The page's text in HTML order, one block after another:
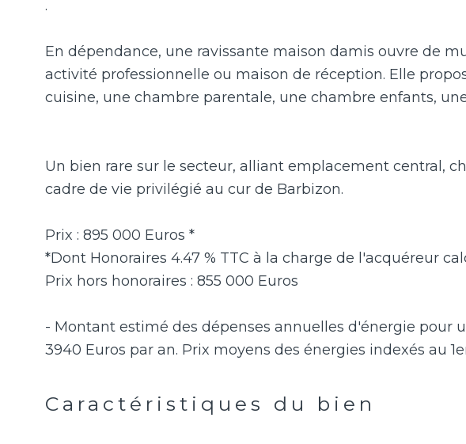
.
En dépendance, une ravissante maison damis ouvre de
activité professionnelle ou maison de réception. Elle
cuisine, une chambre parentale, une chambre enfants,
Un bien rare sur le secteur, alliant emplacement central,
cadre de vie privilégié au cur de Barbizon.
Prix : 895 000 Euros *
*Dont Honoraires 4.47 % TTC à la charge de l'acquéreur
Prix hors honoraires : 855 000 Euros
- Montant estimé des dépenses annuelles d'énergie pour
Caractéristiques du bien